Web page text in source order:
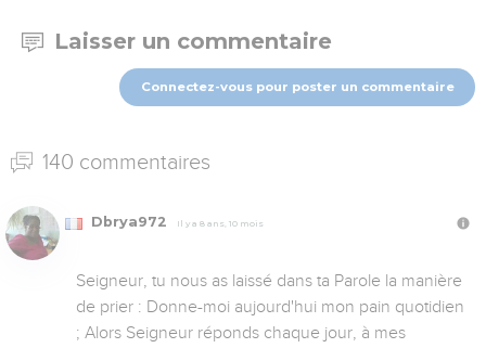
Laisser un commentaire
Connectez-vous pour poster un commentaire
140 commentaires
Dbrya972 Il y a 8 ans, 10 mois
Seigneur, tu nous as laissé dans ta Parole la manière
de prier : Donne-moi aujourd'hui mon pain quotidien
; Alors Seigneur réponds chaque jour, à mes